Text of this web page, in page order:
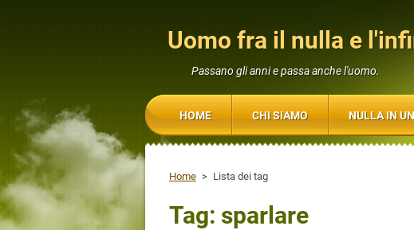
Uomo fra il nulla e
Passano gli anni e passa anche l'uomo.
Home > Lista dei tag
Tag: sparlare
HOME CHI SIAMO NULLA IN